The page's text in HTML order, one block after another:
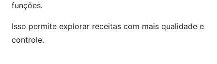
funções.
Isso permite explorar receitas com mais qualidade e
controle.